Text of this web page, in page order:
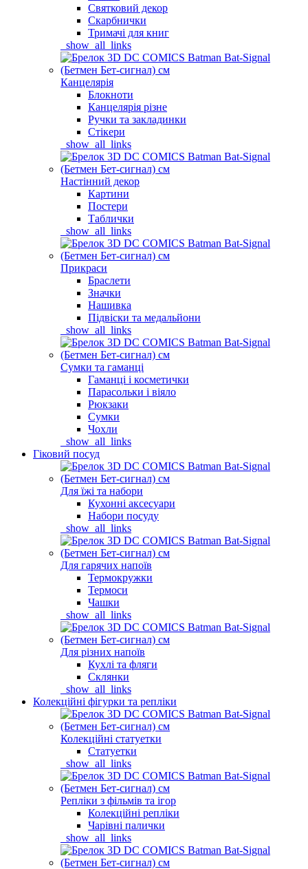
Святковий декор
Скарбнички
Тримачі для книг
_show_all_links
Канцелярія
Блокноти
Канцелярія різне
Ручки та закладинки
Стікери
_show_all_links
Настінний декор
Картини
Постери
Таблички
_show_all_links
Прикраси
Браслети
Значки
Нашивка
Підвіски та медальйони
_show_all_links
Сумки та гаманці
Гаманці і косметички
Парасольки і віяло
Рюкзаки
Сумки
Чохли
_show_all_links
Гіковий посуд
Для їжі та набори
Кухонні аксесуари
Набори посуду
_show_all_links
Для гарячих напоїв
Термокружки
Термоси
Чашки
_show_all_links
Для різних напоїв
Кухлі та фляги
Склянки
_show_all_links
Колекційні фігурки та репліки
Колекційні статуетки
Статуетки
_show_all_links
Репліки з фільмів та ігор
Колекційні репліки
Чарівні палички
_show_all_links